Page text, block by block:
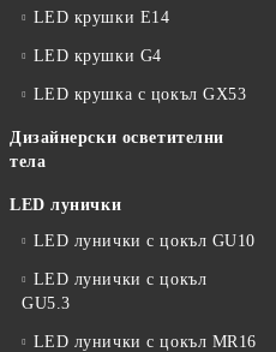
LED крушки E14
LED крушки G4
LED крушка с цокъл GX53
Дизайнерски осветителни
тела
LED лунички
LED лунички с цокъл GU10
LED лунички с цокъл
GU5.3
LED лунички с цокъл MR16